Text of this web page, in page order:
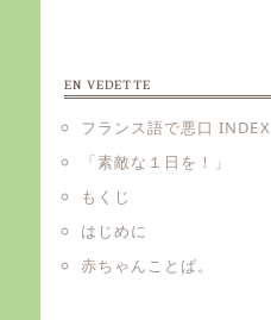
EN VEDETTE
フランス語で悪口 INDEX
「素敵な１日を！」
もくじ
はじめに
赤ちゃんことば。